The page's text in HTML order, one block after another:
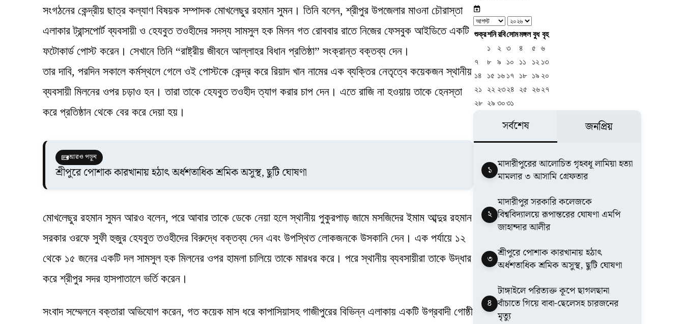
সংগঠনের কেন্দ্রীয় ছাত্র কল্যাণ বিষয়ক সম্পাদক মোখলেছুর রহমান সুমন। তিনি বলেন, শ্রীপুর উপজেলার মাওনা চৌরাস্তা
এলাকার ট্রান্সপোর্ট ব্যবসায়ী ও হেযবুত তওহীদের সদস্য সামসুল হক মিলন গত রোববার রাতে নিজের ফেসবুক আইডিতে একটি
ফটোকার্ড পোস্ট করেন। সেখানে তিনি “রাষ্ট্রীয় জীবনে আল্লাহর বিধান প্রতিষ্ঠা” সংক্রান্ত বক্তব্য দেন।
তার দাবি, পরদিন সকালে কর্মস্থলে গেলে ওই পোস্টকে কেন্দ্র করে রিয়াদ খান নামের এক ব্যক্তির নেতৃত্বে কয়েকজন স্থানীয়
ব্যবসায়ী মিলনের ওপর চড়াও হন। তারা তাকে হেযবুত তওহীদ ত্যাগ করার চাপ দেন। এতে রাজি না হওয়ায় তাকে হেনস্তা
করে প্রতিষ্ঠান থেকে বের করে দেয়া হয়।
আরও পড়ুন
শ্রীপুরে পোশাক কারখানায় হঠাৎ অর্ধশতাধিক শ্রমিক অসুস্থ, ছুটি ঘোষণা
মোখলেছুর রহমান সুমন আরও বলেন, পরে আবার তাকে ডেকে নেয়া হলে স্থানীয় পুকুরপাড় জামে মসজিদের ইমাম আব্দুর রহমান
সরকার ওরফে সুফী হুজুর হেযবুত তওহীদের বিরুদ্ধে বক্তব্য দেন এবং উপস্থিত লোকজনকে উসকানি দেন। এক পর্যায়ে ১২
থেকে ১৫ জনের একটি দল সামসুল হক মিলনের ওপর হামলা চালিয়ে তাকে মারধর করে। পরে স্থানীয় ব্যবসায়ীরা তাকে উদ্ধার
করে শ্রীপুর সদর হাসপাতালে ভর্তি করেন।
সংবাদ সম্মেলনে বক্তারা অভিযোগ করেন, গত কয়েক মাস ধরে কাপাসিয়াসহ গাজীপুরের বিভিন্ন এলাকায় একটি উগ্রবাদী গোষ্ঠী
শুক্রশনিরবিসোমমঙ্গল বুধ বৃহ
১
২ ৩ ৪ ৫
৬
৭
৮ ৯ ১০ ১১ ১২ ১৩
১৪
১৫ ১৬ ১৭ ১৮ ১৯ ২০
২১
২২ ২৩২৪ ২৫ ২৬২৭
২৮ ২৯ ৩০৩১
সর্বশেষ জনপ্রিয়
১ মাদারীপুরের আলোচিত গৃহবধূ লামিয়া হত্যা
মামলার ৩ আসামি গ্রেফতার
২
মাদারীপুর সরকারি কলেজকে
বিশ্ববিদ্যালয়ে রূপান্তরের ঘোষণা এমপি
জাহান্দার আলীর
৩ শ্রীপুরে পোশাক কারখানায় হঠাৎ
অর্ধশতাধিক শ্রমিক অসুস্থ, ছুটি ঘোষণা
৪
টাঙ্গাইলে পরিত্যক্ত কূপে ছাগলছানা
বাঁচাতে গিয়ে বাবা-ছেলেসহ চারজনের
মৃত্যু